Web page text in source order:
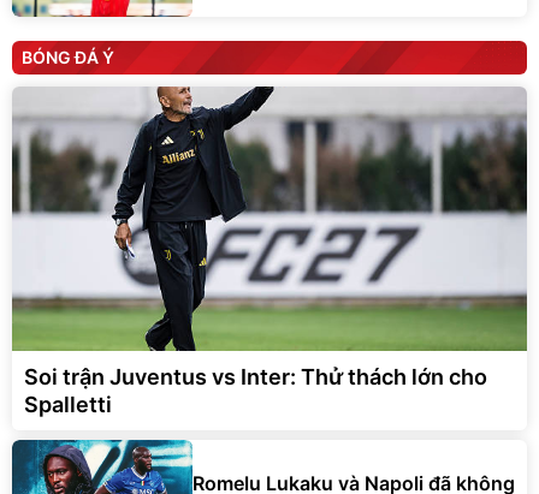
BÓNG ĐÁ Ý
Soi trận Juventus vs Inter: Thử thách lớn cho
Spalletti
Romelu Lukaku và Napoli đã không